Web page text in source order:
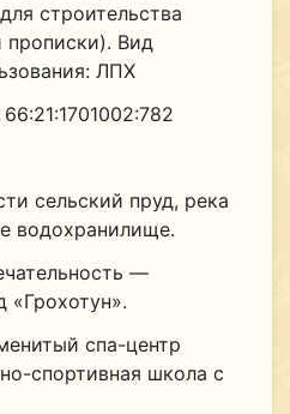
строительства
прописки). Вид
ЛПХ
сельский пруд, река
водохранилище.
—
спа-центр
спортивная школа с